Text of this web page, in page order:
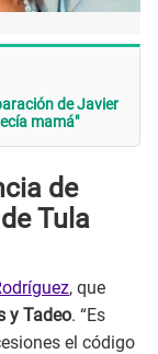
de Javier
mamá"
de
Tula
, que
y Tadeo. “Es
el código